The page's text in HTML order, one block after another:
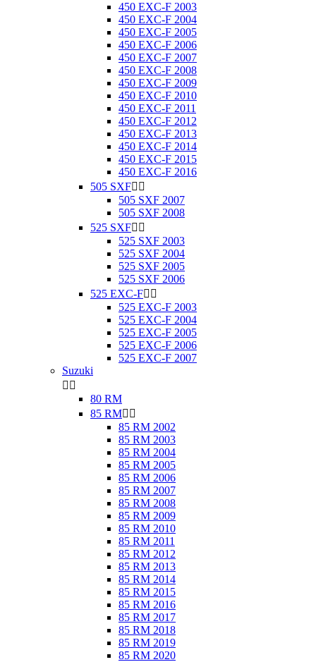
450 EXC-F 2003
450 EXC-F 2004
450 EXC-F 2005
450 EXC-F 2006
450 EXC-F 2007
450 EXC-F 2008
450 EXC-F 2009
450 EXC-F 2010
450 EXC-F 2011
450 EXC-F 2012
450 EXC-F 2013
450 EXC-F 2014
450 EXC-F 2015
450 EXC-F 2016
505 SXF 
505 SXF 2007
505 SXF 2008
525 SXF 
525 SXF 2003
525 SXF 2004
525 SXF 2005
525 SXF 2006
525 EXC-F 
525 EXC-F 2003
525 EXC-F 2004
525 EXC-F 2005
525 EXC-F 2006
525 EXC-F 2007
Suzuki
 
80 RM
85 RM 
85 RM 2002
85 RM 2003
85 RM 2004
85 RM 2005
85 RM 2006
85 RM 2007
85 RM 2008
85 RM 2009
85 RM 2010
85 RM 2011
85 RM 2012
85 RM 2013
85 RM 2014
85 RM 2015
85 RM 2016
85 RM 2017
85 RM 2018
85 RM 2019
85 RM 2020